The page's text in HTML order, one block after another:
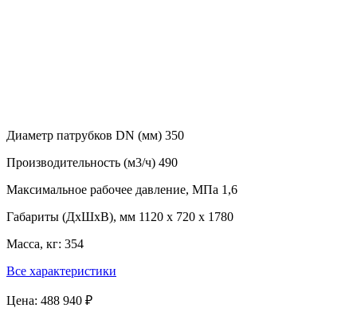
Диаметр патрубков DN (мм) 350
Производительность (м3/ч) 490
Максимальное рабочее давление, МПа 1,6
Габариты (ДхШхВ), мм 1120 x 720 x 1780
Масса, кг: 354
Все характеристики
Цена: 488 940 ₽